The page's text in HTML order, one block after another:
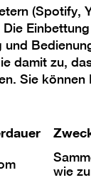
(Spotify,
damit zu,
Sie
wie